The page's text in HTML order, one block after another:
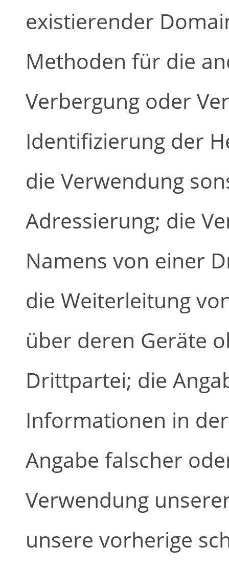
existierender
Methoden für die
Verbergung oder
Identifizierung der
die Verwendung
Adressierung; die
Namens von einer
die Weiterleitung
über deren Geräte
Drittpartei; die
Informationen in
Angabe falscher
Verwendung
unsere vorherige